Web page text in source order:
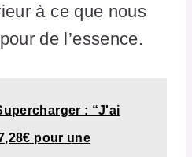
à ce que nous
de l’essence.
: “J'ai
pour une